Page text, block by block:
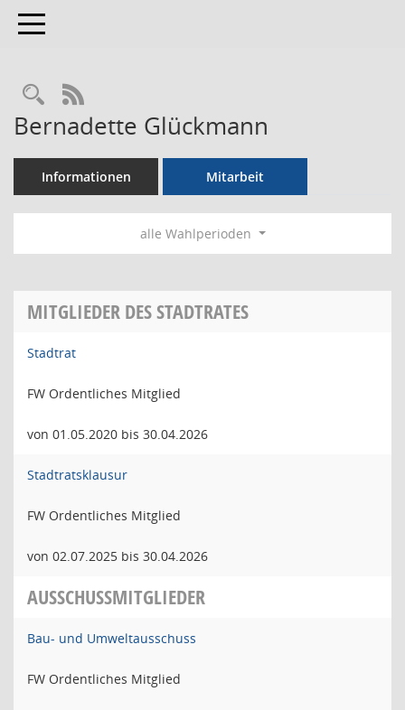
Toggle navigation
Rechercheauswahl
RSS-Feed
Bernadette Glückmann
Informationen Mitarbeit
alle Wahlperioden
MITGLIEDER DES STADTRATES
Stadtrat
FW Ordentliches Mitglied
von 01.05.2020 bis 30.04.2026
Stadtratsklausur
FW Ordentliches Mitglied
von 02.07.2025 bis 30.04.2026
AUSSCHUSSMITGLIEDER
Bau- und Umweltausschuss
FW Ordentliches Mitglied